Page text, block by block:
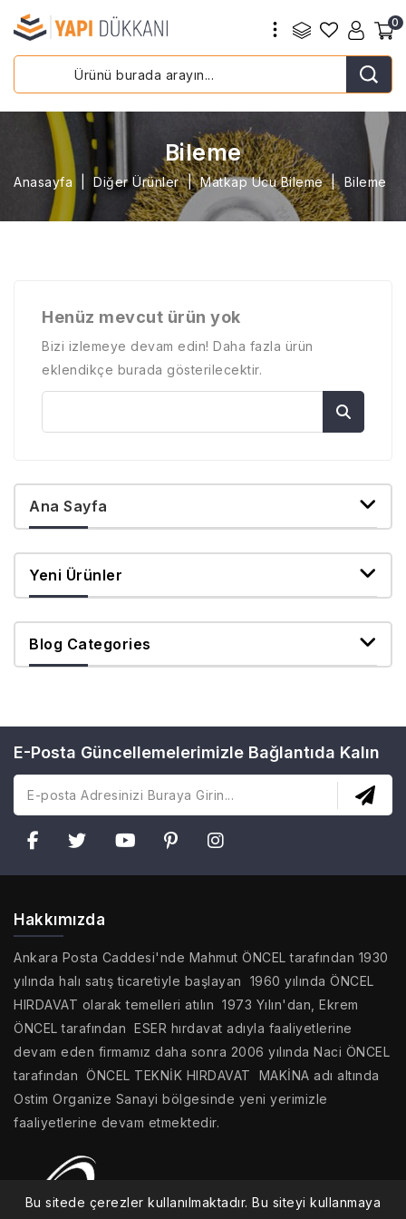
0
Bileme
Anasayfa Diğer Ürünler Matkap Ucu Bileme Bileme
Henüz mevcut ürün yok
Bizi izlemeye devam edin! Daha fazla ürün
eklendikçe burada gösterilecektir.
Ana Sayfa
Yeni Ürünler
Blog Categories
E-Posta Güncellemelerimizle Bağlantıda Kalın
Hakkımızda
Ankara Posta Caddesi'nde Mahmut ÖNCEL tarafından 1930
yılında halı satış ticaretiyle başlayan 1960 yılında ÖNCEL
HIRDAVAT olarak temelleri atılın 1973 Yılın'dan, Ekrem
ÖNCEL tarafından ESER hırdavat adıyla faaliyetlerine
devam eden firmamız daha sonra 2006 yılında Naci ÖNCEL
tarafından ÖNCEL TEKNİK HIRDAVAT MAKİNA adı altında
Ostim Organize Sanayi bölgesinde yeni yerimizle
faaliyetlerine devam etmektedir.
Bu sitede çerezler kullanılmaktadır. Bu siteyi kullanmaya